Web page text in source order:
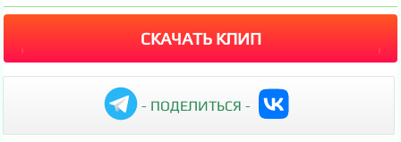
СКАЧАТЬ КЛИП
- ПОДЕЛИТЬСЯ -